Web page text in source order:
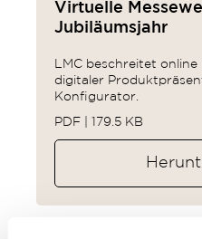
Virtuelle
Jubiläumsjahr
LMC beschreitet
digitaler
Konfigurator.
PDF | 179.5 KB